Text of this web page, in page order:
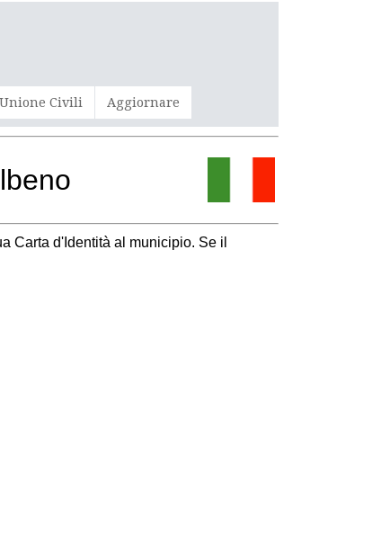
Unione Civili Aggiornare
Carta d'Identità al municipio. Se il